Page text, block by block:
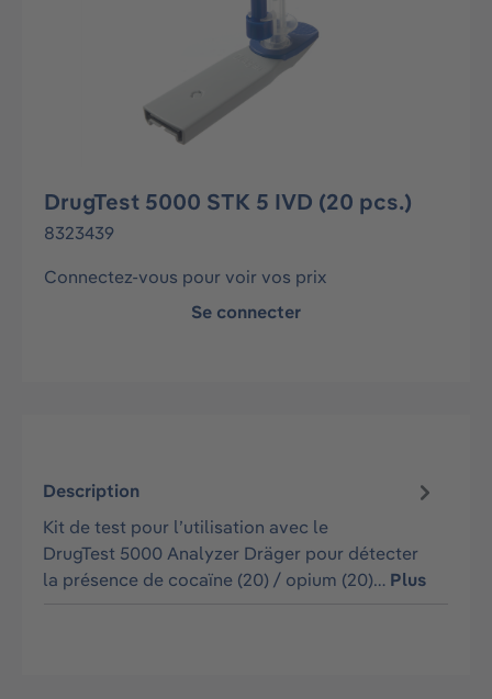
DrugTest 5000 STK 5 IVD (20 pcs.)
8323439
Connectez-vous pour voir vos prix
Se connecter
Description
Kit de test pour l’utilisation avec le
DrugTest 5000 Analyzer Dräger pour détecter
la présence de cocaïne (20) / opium (20)… Plus